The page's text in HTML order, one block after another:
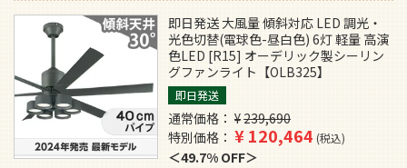
即日発送 大風量 傾斜対応 LED 調光・
光色切替(電球色-昼白色) 6灯 軽量 高演
色LED [R15] オーデリック製シーリン
グファンライト【OLB325】
即日発送
通常価格 ¥239,690
特別価格
¥120,464 税込
49.7% OFF